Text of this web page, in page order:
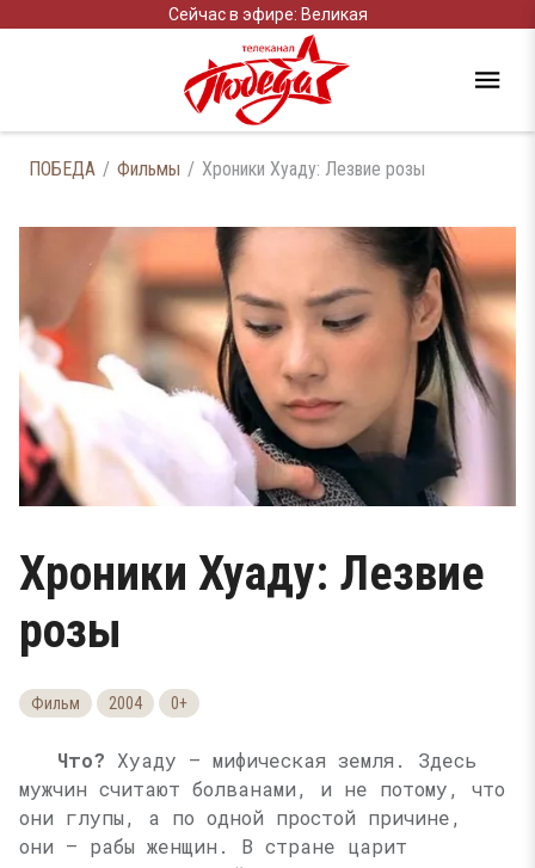
Сейчас в эфире: Великая
ПОБЕДА Фильмы Хроники Хуаду: Лезвие розы
Хроники Хуаду: Лезвие
розы
Фильм 2004 0+
Что? Хуаду — мифическая земля. Здесь
мужчин считают болванами, и не потому, что
они глупы, а по одной простой причине,
они — рабы женщин. В стране царит